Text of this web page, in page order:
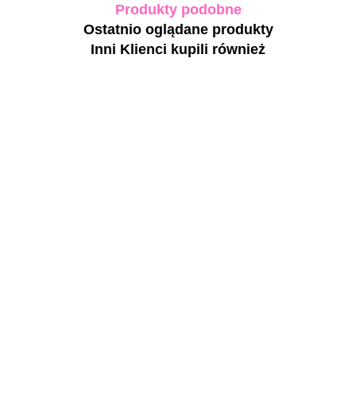
Produkty podobne
Ostatnio oglądane produkty
Inni Klienci kupili również